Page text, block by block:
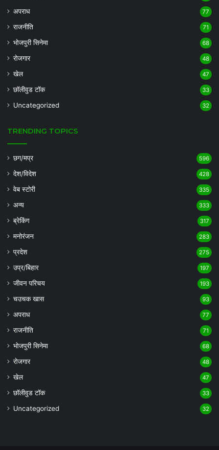
अपराध 77
राजनीति 71
भोजपुरी सिनेमा 68
रोजगार 48
खेल 47
छॉलीवुड टॉक 33
Uncategorized 32
TRENDING TOPICS
छग/मप्र 596
देश/विदेश 428
वेब स्टोरी 335
अन्य 333
ब्रेकिंग 317
मनोरंजन 283
प्रदेश 275
उप्र/बिहार 197
जीवन परिचय 193
चउचक खास 93
अपराध 77
राजनीति 71
भोजपुरी सिनेमा 68
रोजगार 48
खेल 47
छॉलीवुड टॉक 33
Uncategorized 32